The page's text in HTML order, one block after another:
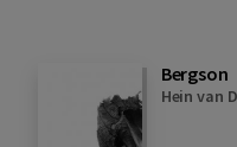
Bergson
Hein van